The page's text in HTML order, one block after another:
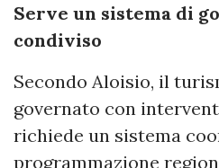
Serve un sistema di
condiviso
Secondo Aloisio, il
governato con
richiede un sistema
programmazione